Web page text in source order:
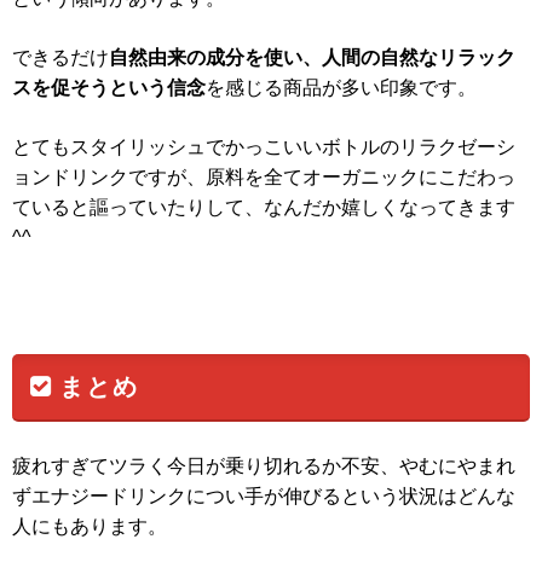
できるだけ自然由来の成分を使い、人間の自然なリラック
スを促そうという信念を感じる商品が多い印象です。
とてもスタイリッシュでかっこいいボトルのリラクゼーシ
ョンドリンクですが、原料を全てオーガニックにこだわっ
ていると謳っていたりして、なんだか嬉しくなってきます
^^
まとめ
疲れすぎてツラく今日が乗り切れるか不安、やむにやまれ
ずエナジードリンクについ手が伸びるという状況はどんな
人にもあります。